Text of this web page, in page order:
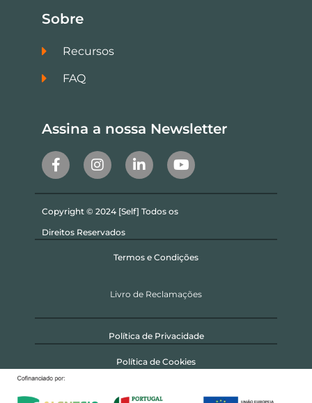
Sobre
Recursos
FAQ
Assina a nossa Newsletter
Copyright © 2024 [Self] Todos os
Direitos Reservados
Termos e Condições
Livro de Reclamações
Política de Privacidade
Política de Cookies